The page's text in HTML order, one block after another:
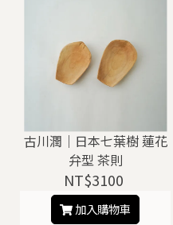
古川潤｜日本七葉樹 蓮花
弁型 茶則
NT$3100
加入購物車